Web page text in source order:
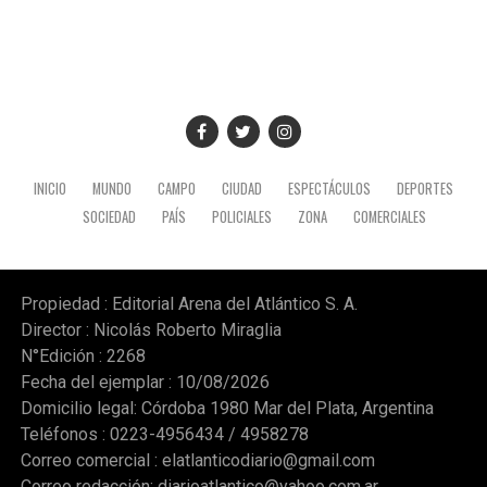
INICIO MUNDO CAMPO CIUDAD ESPECTÁCULOS
DEPORTES
SOCIEDAD
PAÍS POLICIALES ZONA COMERCIALES
Propiedad : Editorial Arena del Atlántico S. A.
Director : Nicolás Roberto Miraglia
N°Edición : 2268
Fecha del ejemplar : 10/08/2026
Domicilio legal: Córdoba 1980 Mar del Plata, Argentina
Teléfonos : 0223-4956434 / 4958278
Correo comercial : elatlanticodiario@gmail.com